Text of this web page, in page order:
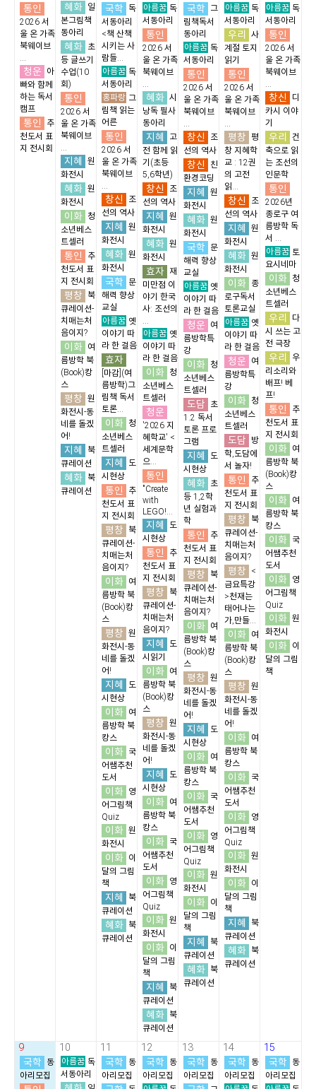
통인
2026 서
울 온 가족
북웨이브
...
청운
아
빠와 함께
하는 독서
캠프
통인
추
천도서 표
지 전시회
혜화
일
본그림책
동아리
혜화
초
등 글쓰기
수업(10
회)
통인
2026 서
울 온 가족
북웨이브
...
지혜
원
화전시
혜화 원
화전시
이화
청
소년베스
트셀러
통인
추
천도서 표
지 전시회
평창
북
큐레이션-
치매는처
음이지?
이화
여
름방학 북
(Book)캉
스
평창 원
화전시-동
네를 돌겠
어!
지혜
북
큐레이션
혜화
북
큐레이션
국학
독
서동아리
<책 산책
시키는 사
람들...
아름꿈 독
서동아리
홍파랑 그
림책 읽는
어른
통인
2026 서
울 온 가족
북웨이브
...
창신
조
선의 역사
지혜
원
화전시
혜화 원
화전시
국학
문
해력 향상
교실
아름꿈 옛
이야기 따
라 한 걸음
효자
[마감](여
름방학)그
림책 독서
토론...
이화
청
소년베스
트셀러
지혜
도
시현상
통인
추
천도서 표
지 전시회
평창
북
큐레이션-
치매는처
음이지?
이화
여
름방학 북
(Book)캉
스
평창 원
화전시-동
네를 돌겠
어!
지혜
도
시현상
이화
여
름방학 북
캉스
이화
국
어쌤추천
도서
이화
영
어그림책
Quiz
이화 원
화전시
이화
이
달의 그림
책
지혜
북
큐레이션
혜화
북
큐레이션
아름꿈 독
서동아리
통인
2026 서
울 온 가족
북웨이브
...
혜화 시
낭독 필사
동아리
지혜
고
전 함께 읽
기(초등
5,6학년)
창신
조
선의 역사
지혜
원
화전시
혜화 원
화전시
효자
재
미만점 이
야기 한국
사: 조선의
...
아름꿈 옛
이야기 따
라 한 걸음
이화
청
소년베스
트셀러
청운
'2026 지
혜학교' <
세계문학
으...
통인
"Create
with
LEGO!...
지혜
도
시현상
통인
추
천도서 표
지 전시회
평창
북
큐레이션-
치매는처
음이지?
지혜
도
시읽기
이화
여
름방학 북
(Book)캉
스
평창 원
화전시-동
네를 돌겠
어!
지혜
도
시현상
이화
여
름방학 북
캉스
이화
국
어쌤추천
도서
이화
영
어그림책
Quiz
이화 원
화전시
이화
이
달의 그림
책
지혜
북
큐레이션
혜화
북
큐레이션
국학
그
림책독서
동아리
아름꿈 독
서동아리
통인
2026 서
울 온 가족
북웨이브
...
창신
조
선의 역사
창신
친
환경코딩
지혜
원
화전시
혜화 원
화전시
국학
문
해력 향상
교실
아름꿈 옛
이야기 따
라 한 걸음
청운
여
름방학특
강
이화
청
소년베스
트셀러
도담
초
1.2 독서
토론 프로
그램
지혜
도
시현상
혜화
초
등 1,2학
년 실험과
학
통인
추
천도서 표
지 전시회
평창
북
큐레이션-
치매는처
음이지?
이화
여
름방학 북
(Book)캉
스
평창 원
화전시-동
네를 돌겠
어!
지혜
도
시현상
이화
여
름방학 북
캉스
이화
국
어쌤추천
도서
이화
영
어그림책
Quiz
이화 원
화전시
이화
이
달의 그림
책
지혜
북
큐레이션
혜화
북
큐레이션
아름꿈 독
서동아리
우리
사
계절 토지
읽기
통인
2026 서
울 온 가족
북웨이브
...
평창 평
창 지혜학
교 : 12권
의 고전
읽...
창신
조
선의 역사
지혜
원
화전시
혜화 원
화전시
이화
종
로구독서
토론교실
아름꿈 옛
이야기 따
라 한 걸음
청운
여
름방학특
강
이화
청
소년베스
트셀러
도담
방
학,도담에
서 놀자!
통인
추
천도서 표
지 전시회
평창
북
큐레이션-
치매는처
음이지?
평창
<
금요특강
>천재는
태어나는
가,만들...
이화
여
름방학 북
(Book)캉
스
평창 원
화전시-동
네를 돌겠
어!
이화
여
름방학 북
캉스
이화
국
어쌤추천
도서
이화
영
어그림책
Quiz
이화 원
화전시
이화
이
달의 그림
책
지혜
북
큐레이션
혜화
북
큐레이션
아름꿈 독
서동아리
통인
2026 서
울 온 가족
북웨이브
...
창신
디
카시 이야
기
우리
건
축으로 읽
는 조선의
인문학
통인
2026년
종로구 여
름방학 독
서 ...
아름꿈 토
요시네마
이화
청
소년베스
트셀러
우리
다
시 쓰는 고
전 극장
우리
우
리소리와
배프! 베
프!
통인
추
천도서 표
지 전시회
이화
여
름방학 북
(Book)캉
스
이화
여
름방학 북
캉스
이화
국
어쌤추천
도서
이화
영
어그림책
Quiz
이화 원
화전시
이화
이
달의 그림
책
9
국학
동
아리모집
10
아름꿈 독
서동아리
11
국학
동
아리모집
12
국학
동
아리모집
13
국학
동
아리모집
14
국학
동
아리모집
15
국학
동
아리모집